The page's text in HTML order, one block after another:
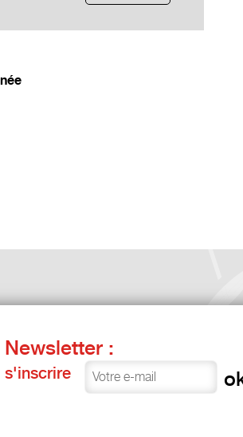
Newsletter :
s'inscrire